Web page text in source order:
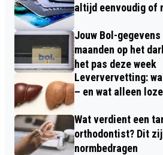
altijd eenvoudig of
Jouw Bol-
maanden op het
het pas deze week
Leververvetting:
– en wat alleen
Wat verdient een
orthodontist? Dit
normbedragen